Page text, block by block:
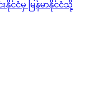
ငံမှ မြန်မာနိုင်ငံသို့